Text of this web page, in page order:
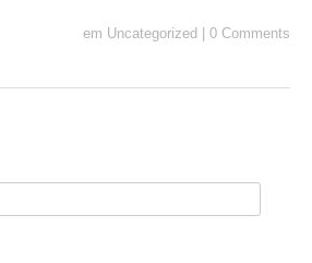
em Uncategorized 0 Comments